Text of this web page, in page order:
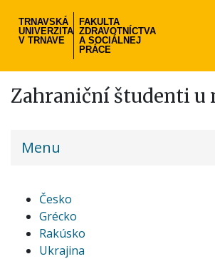
hlavný
TRNAVSKÁ
UNIVERZITA
V TRNAVE
FAKULTA
ZDRAVOTNÍCTVA
A SOCIÁLNEJ
PRÁCE
Zahraniční študenti u
fzsp-
Menu
Česko
Grécko
Rakúsko
Ukrajina